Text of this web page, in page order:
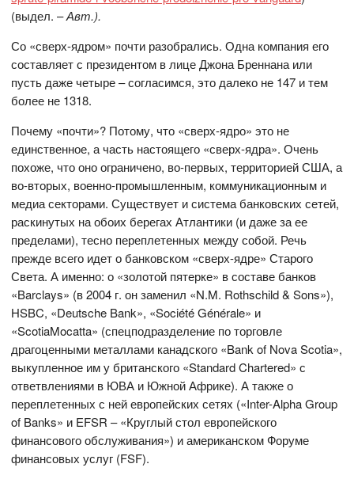
(выдел. –Авт.).
Со «сверх-ядром» почти разобрались. Одна компания его
составляет с президентом в лице Джона Бреннана или
пусть даже четыре – согласимся, это далеко не 147 и тем
более не 1318.
Почему «почти»? Потому, что «сверх-ядро» это не
единственное, а часть настоящего «сверх-ядра». Очень
похоже, что оно ограничено, во-первых, территорией США, а
во-вторых, военно-промышленным, коммуникационным и
медиа секторами. Существует и система банковских сетей,
раскинутых на обоих берегах Атлантики (и даже за ее
пределами), тесно переплетенных между собой. Речь
прежде всего идет о банковском «сверх-ядре» Старого
Света. А именно: о «золотой пятерке» в составе банков
«Barclays» (в 2004 г. он заменил «N.M. Rothschild & Sons»),
HSBC, «Deutsche Bank», «Société Générale» и
«ScotiaMocatta» (спецподразделение по торговле
драгоценными металлами канадского «Bank of Nova Scotia»,
выкупленное им у британского «Standard Chartered» с
ответвлениями в ЮВА и Южной Африке). А также о
переплетенных с ней европейских сетях («Inter-Alpha Group
of Banks» и EFSR – «Круглый стол европейского
финансового обслуживания») и американском Форуме
финансовых услуг (FSF).